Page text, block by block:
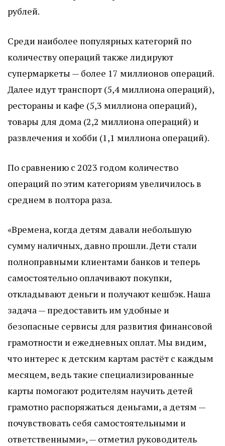
рублей.
Среди наиболее популярных категорий по
количеству операций также лидируют
супермаркеты — более 17 миллионов операций.
Далее идут транспорт (5,4 миллиона операций),
рестораны и кафе (5,3 миллиона операций),
товары для дома (2,2 миллиона операций) и
развлечения и хобби (1,1 миллиона операций).
По сравнению с 2023 годом количество
операций по этим категориям увеличилось в
среднем в полтора раза.
«Времена, когда детям давали небольшую
сумму наличных, давно прошли. Дети стали
полноправными клиентами банков и теперь
самостоятельно оплачивают покупки,
откладывают деньги и получают кешбэк. Наша
задача — предоставить им удобные и
безопасные сервисы для развития финансовой
грамотности и ежедневных оплат. Мы видим,
что интерес к детским картам растёт с каждым
месяцем, ведь такие специализированные
карты помогают родителям научить детей
грамотно распоряжаться деньгами, а детям —
почувствовать себя самостоятельными и
ответственными», — отметил руководитель